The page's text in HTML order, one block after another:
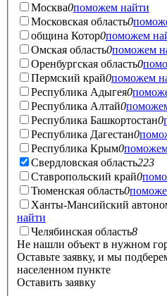
Москва0поможем найти
Московская область0
община Котор0поможем
Омская область0поможем
Оренбургская область0
Пермский край0поможем
Республика Адыгея0
Республика Алтай0
Республика Башкортостан0
Республика Дагестан0
Республика Крым0
Свердловская область223
Ставропольский край0
Тюменская область0
Ханты-Мансийский
найти
Челябинская область8
Не нашли объект в нужном
Оставьте заявку, и мы
населенном пункте
Оставить заявку